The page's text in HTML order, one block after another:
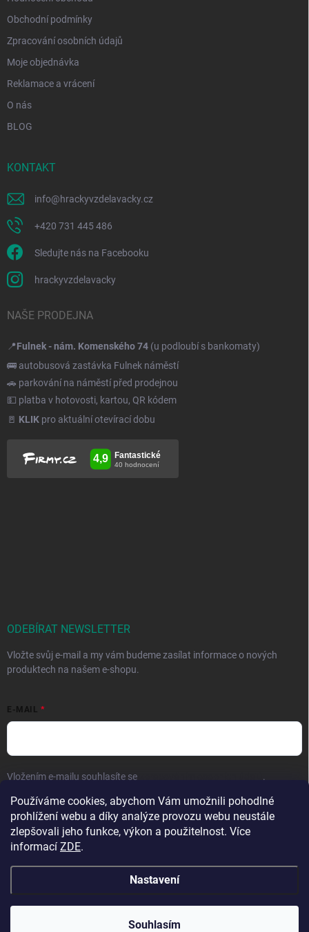
Používáme cookies, abychom Vám umožnili pohodlné
prohlížení webu a díky analýze provozu webu neustále
zlepšovali jeho funkce, výkon a použitelnost. Více
informací ZDE.
Nastavení
Souhlasím
Přejeme krásné prázdniny! 🧡 | Vaše objednávky
Obchodní podmínky
Zpracování osobních údajů
Moje objednávka
Reklamace a vrácení
O nás
BLOG
KONTAKT
info@hrackyvzdelavacky.cz
+420 731 445 486
Sledujte nás na Facebooku
hrackyvzdelavacky
NAŠE PRODEJNA
📍Fulnek - nám. Komenského 74 (u podloubí s bankomaty)
🚌 autobusová zastávka Fulnek náměstí
🚗 parkování na náměstí před prodejnou
💵 platba v hotovosti, kartou, QR kódem
🚪 KLIK pro aktuální otevírací dobu
ODEBÍRAT NEWSLETTER
Vložte svůj e-mail a my vám budeme zasílat informace o nových
produktech na našem e-shopu.
E-MAIL
Vložením e-mailu souhlasíte se .
Přihlásit se
Copyright 2026Hračky vzdělávačky. Všechna práva vyhrazena.Upravit
nastavení cookies